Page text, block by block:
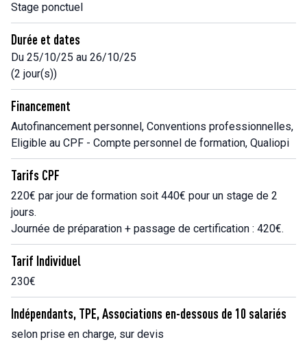
Stage ponctuel
Durée et dates
Du 25/10/25 au 26/10/25
(2 jour(s))
Financement
Autofinancement personnel, Conventions professionnelles,
Eligible au CPF - Compte personnel de formation, Qualiopi
Tarifs CPF
220€ par jour de formation soit 440€ pour un stage de 2
jours.
Journée de préparation + passage de certification : 420€.
Tarif Individuel
230€
Indépendants, TPE, Associations en-dessous de 10 salariés
selon prise en charge, sur devis